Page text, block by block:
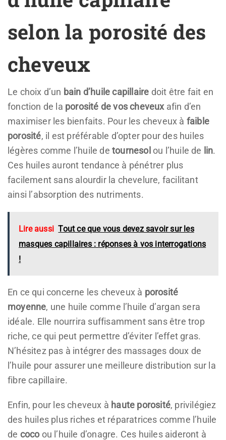
selon la porosité des
cheveux
Le choix d’un bain d’huile capillaire doit être fait en
fonction de la porosité de vos cheveuxafin d’en
maximiser les bienfaits. Pour les cheveux à faible
porosité, il est préférable d’opter pour des huiles
légères comme l’huile de tournesolou l’huile de lin.
Ces huiles auront tendance à pénétrer plus
facilement sans alourdir la chevelure, facilitant
ainsi l’absorption des nutriments.
Lire aussi Tout ce que vous devez savoir sur les
masques capillaires : réponses à vos interrogations
!
En ce qui concerne les cheveux à porosité
moyenne, une huile comme l’huile d’argan sera
idéale. Elle nourrira suffisamment sans être trop
riche, ce qui peut permettre d’éviter l’effet gras.
N’hésitez pas à intégrer des massages doux de
l’huile pour assurer une meilleure distribution sur la
fibre capillaire.
Enfin, pour les cheveux à haute porosité, privilégiez
des huiles plus riches et réparatrices comme l’huile
de cocoou l’huile d’onagre. Ces huiles aideront à